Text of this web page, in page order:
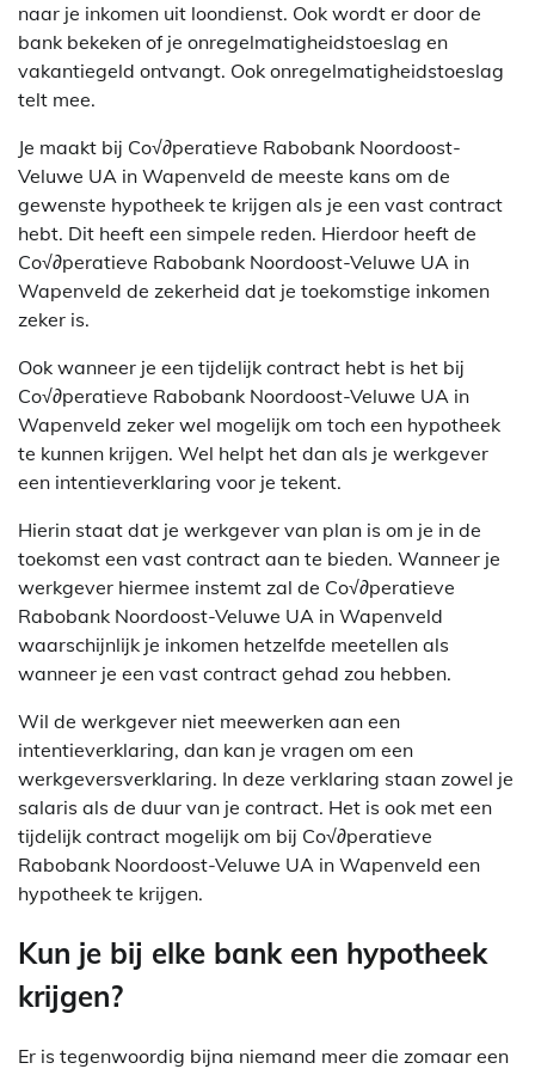
naar je inkomen uit loondienst. Ook wordt er door de
bank bekeken of je onregelmatigheidstoeslag en
vakantiegeld ontvangt. Ook onregelmatigheidstoeslag
telt mee.
Je maakt bij Co√∂peratieve Rabobank Noordoost-
Veluwe UA in Wapenveld de meeste kans om de
gewenste hypotheek te krijgen als je een vast contract
hebt. Dit heeft een simpele reden. Hierdoor heeft de
Co√∂peratieve Rabobank Noordoost-Veluwe UA in
Wapenveld de zekerheid dat je toekomstige inkomen
zeker is.
Ook wanneer je een tijdelijk contract hebt is het bij
Co√∂peratieve Rabobank Noordoost-Veluwe UA in
Wapenveld zeker wel mogelijk om toch een hypotheek
te kunnen krijgen. Wel helpt het dan als je werkgever
een intentieverklaring voor je tekent.
Hierin staat dat je werkgever van plan is om je in de
toekomst een vast contract aan te bieden. Wanneer je
werkgever hiermee instemt zal de Co√∂peratieve
Rabobank Noordoost-Veluwe UA in Wapenveld
waarschijnlijk je inkomen hetzelfde meetellen als
wanneer je een vast contract gehad zou hebben.
Wil de werkgever niet meewerken aan een
intentieverklaring, dan kan je vragen om een
werkgeversverklaring. In deze verklaring staan zowel je
salaris als de duur van je contract. Het is ook met een
tijdelijk contract mogelijk om bij Co√∂peratieve
Rabobank Noordoost-Veluwe UA in Wapenveld een
hypotheek te krijgen.
Kun je bij elke bank een hypotheek
krijgen?
Er is tegenwoordig bijna niemand meer die zomaar een